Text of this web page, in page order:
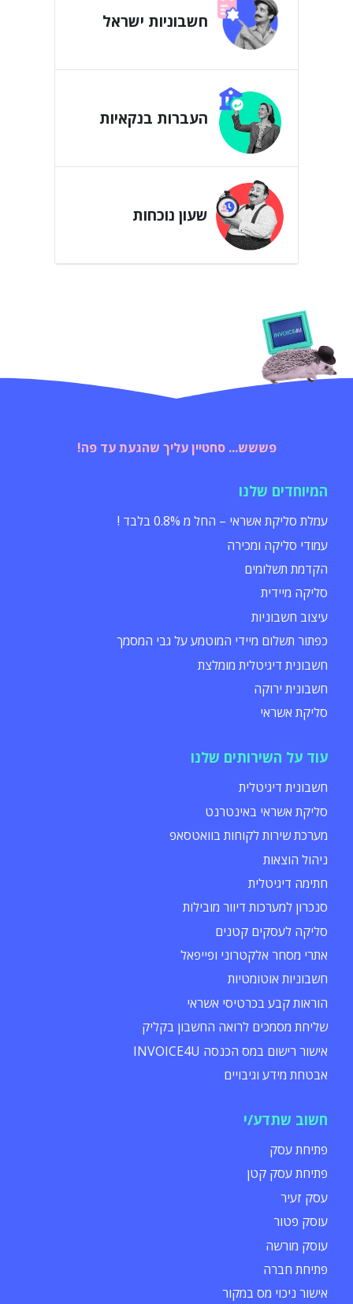
חשבוניות ישראל
העברות בנקאיות
שעון נוכחות
פששש... סחטיין עליך שהגעת עד פה!
המיוחדים שלנו
עמלת סליקת אשראי – החל מ 0.8% בלבד !
עמודי סליקה ומכירה
הקדמת תשלומים
סליקה מיידית
עיצוב חשבוניות
כפתור תשלום מיידי המוטמע על גבי המסמך
חשבונית דיגיטלית מומלצת
חשבונית ירוקה
סליקת אשראי
עוד על השירותים שלנו
חשבונית דיגיטלית
סליקת אשראי באינטרנט
מערכת שירות לקוחות בוואטסאפ
ניהול הוצאות
חתימה דיגיטלית
סנכרון למערכות דיוור מובילות
סליקה לעסקים קטנים
אתרי מסחר אלקטרוני ופייפאל
חשבוניות אוטומטיות
הוראות קבע בכרטיסי אשראי
שליחת מסמכים לרואה החשבון בקליק
אישור רישום במס הכנסה INVOICE4U
אבטחת מידע וגיבויים
חשוב שתדע/י
פתיחת עסק
פתיחת עסק קטן
עסק זעיר
עוסק פטור
עוסק מורשה
פתיחת חברה
אישור ניכוי מס במקור